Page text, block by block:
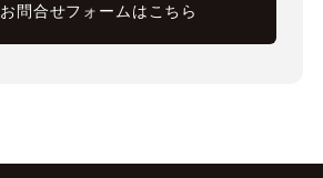
お問合せフォームはこちら